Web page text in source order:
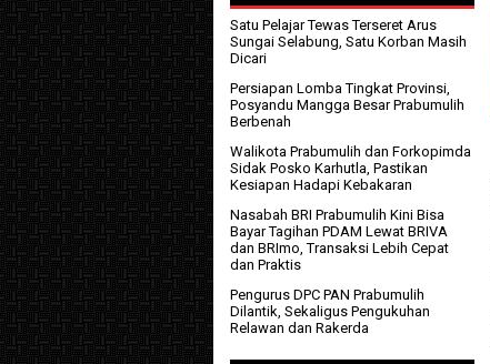
Satu Pelajar Tewas Terseret Arus
Sungai Selabung, Satu Korban Masih
Dicari
Persiapan Lomba Tingkat Provinsi,
Posyandu Mangga Besar Prabumulih
Berbenah
Walikota Prabumulih dan Forkopimda
Sidak Posko Karhutla, Pastikan
Kesiapan Hadapi Kebakaran
Nasabah BRI Prabumulih Kini Bisa
Bayar Tagihan PDAM Lewat BRIVA
dan BRImo, Transaksi Lebih Cepat
dan Praktis
Pengurus DPC PAN Prabumulih
Dilantik, Sekaligus Pengukuhan
Relawan dan Rakerda